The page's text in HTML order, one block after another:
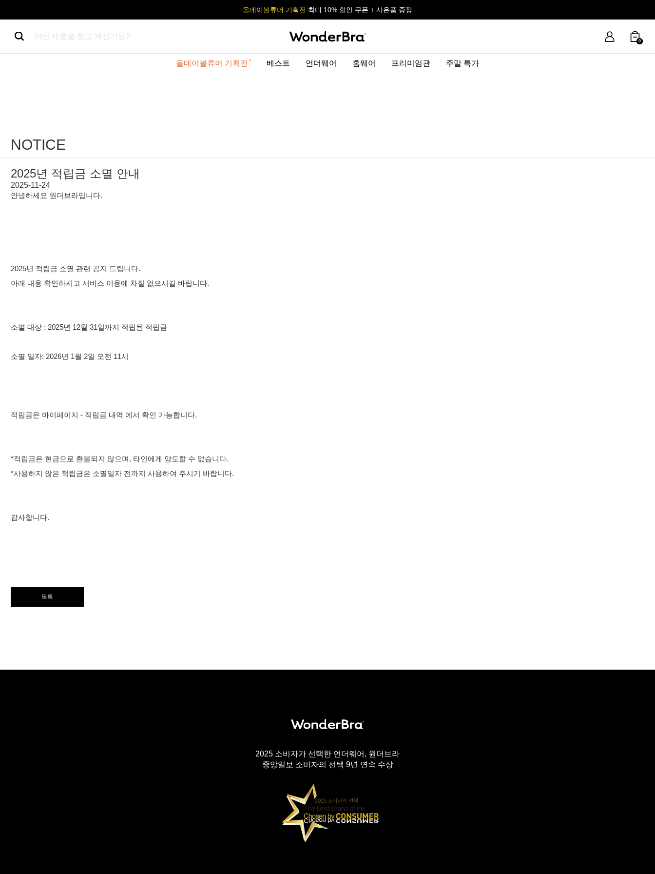
사이즈 무료 교환 서비스
올데이볼류머 기획전 최대 10% 할인 쿠폰 + 사은품 증정
사이즈 무료 교환 서비스
올데이볼류머 기획전 최대 10% 할인 쿠폰 + 사은품 증정
어떤 제품을 찾고 계신가요?
0
올데이볼류머 기획전 베스트 언더웨어 홈웨어 프리미엄관 주말 특가
NOTICE
2025년 적립금 소멸 안내
2025-11-24
안녕하세요 원더브라입니다.
2025년 적립금 소멸 관련 공지 드립니다.
아래 내용 확인하시고 서비스 이용에 차질 없으시길 바랍니다.
소멸 대상 : 2025년 12월 31일까지 적립된 적립금
소멸 일자: 2026년 1월 2일 오전 11시
적립금은 마이페이지 - 적립금 내역 에서 확인 가능합니다.
*적립금은 현금으로 환불되지 않으며, 타인에게 양도할 수 없습니다.
*사용하지 않은 적립금은 소멸일자 전까지 사용하여 주시기 바랍니다.
감사합니다.
목록
2025 소비자가 선택한 언더웨어, 원더브라
중앙일보 소비자의 선택 9년 연속 수상